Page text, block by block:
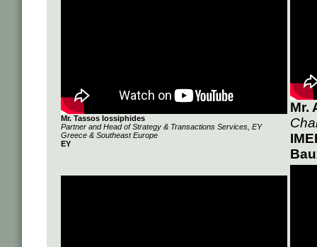
Mr. Tassos Iossiphides
Partner and Head of Strategy & Transactions Services, EY
Greece & Southeast Europe
ΕΥ
Mr.